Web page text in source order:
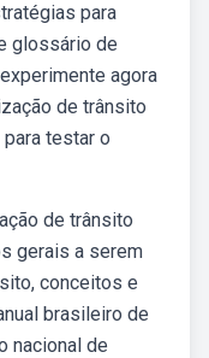
para
glossário de
agora
de trânsito
testar o
de trânsito
gerais a serem
conceitos e
brasileiro de
nacional de